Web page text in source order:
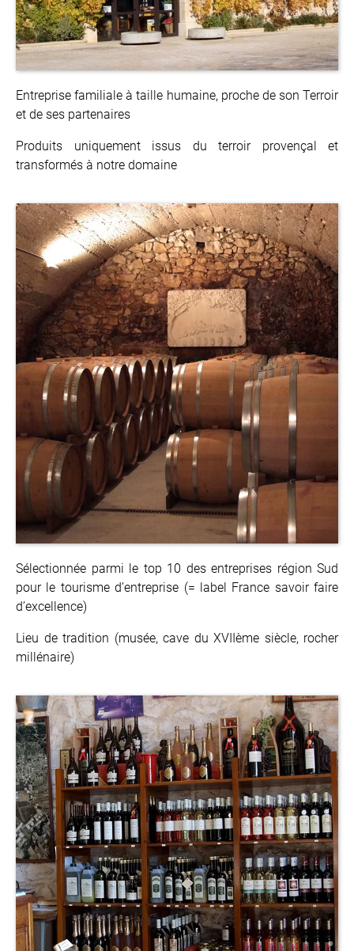
Entreprise familiale à taille humaine, proche de son Terroir
et de ses partenaires
Produits uniquement issus du terroir provençal et
transformés à notre domaine
Sélectionnée parmi le top 10 des entreprises région Sud
pour le tourisme d’entreprise (= label France savoir faire
d’excellence)
Lieu de tradition (musée, cave du XVIIème siècle, rocher
millénaire)